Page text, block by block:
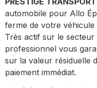
automobile pour Allo
ferme de votre
Très actif sur le secteur
professionnel vous
sur la valeur résiduelle
paiement immédiat.